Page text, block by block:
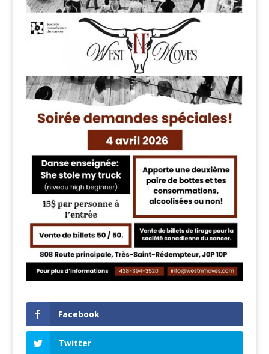
Facebook
Twitter